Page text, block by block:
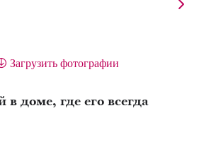
Загрузить фотографии
доме, где его всегда